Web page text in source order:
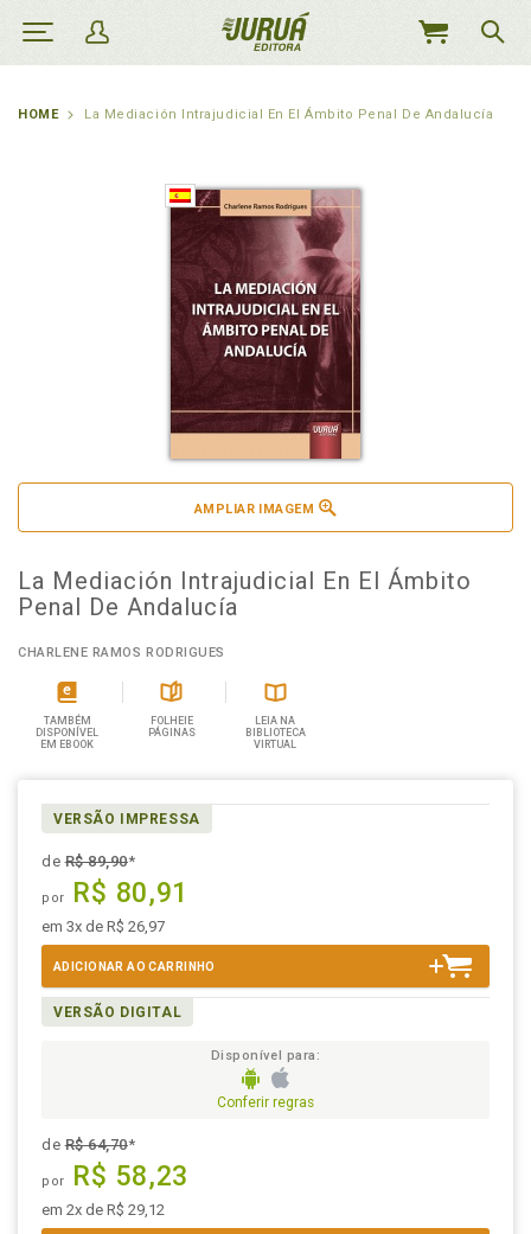
MEU
HOME La Mediación Intrajudicial En El Ámbito Penal De Andalucía
AMPLIAR IMAGEM
La Mediación Intrajudicial En El Ámbito
Penal De Andalucía
CHARLENE RAMOS RODRIGUES
TAMBÉM
DISPONÍVEL
EM EBOOK
FOLHEIE
PÁGINAS
LEIA NA
BIBLIOTECA
VIRTUAL
VERSÃO IMPRESSA
deR$ 89,90*
por R$ 80,91
em 3x de R$ 26,97
ADICIONAR AO CARRINHO
VERSÃO DIGITAL
Disponível para:
Conferir regras
deR$ 64,70*
por R$ 58,23
em 2x de R$ 29,12